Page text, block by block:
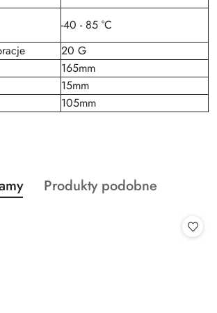
-40 - 85 °C
20 G
165mm
15mm
105mm
produktów
Produkty
Produkty podobne